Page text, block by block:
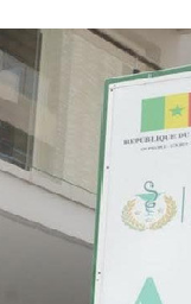
exportations de
concentrés pour
production